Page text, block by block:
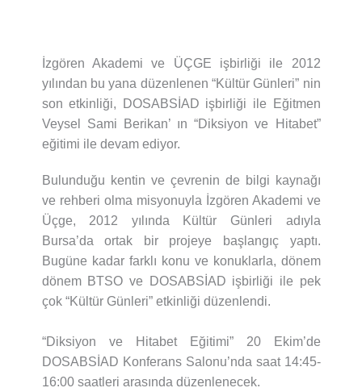
İzgören Akademi ve ÜÇGE işbirliği ile 2012
yılından bu yana düzenlenen “Kültür Günleri” nin
son etkinliği, DOSABSİAD işbirliği ile Eğitmen
Veysel Sami Berikan’ ın “Diksiyon ve Hitabet”
eğitimi ile devam ediyor.
Bulunduğu kentin ve çevrenin de bilgi kaynağı
ve rehberi olma misyonuyla İzgören Akademi ve
Üçge, 2012 yılında Kültür Günleri adıyla
Bursa’da ortak bir projeye başlangıç yaptı.
Bugüne kadar farklı konu ve konuklarla, dönem
dönem BTSO ve DOSABSİAD işbirliği ile pek
çok “Kültür Günleri” etkinliği düzenlendi.
“Diksiyon ve Hitabet Eğitimi” 20 Ekim’de
DOSABSİAD Konferans Salonu’nda saat 14:45-
16:00 saatleri arasında düzenlenecek.